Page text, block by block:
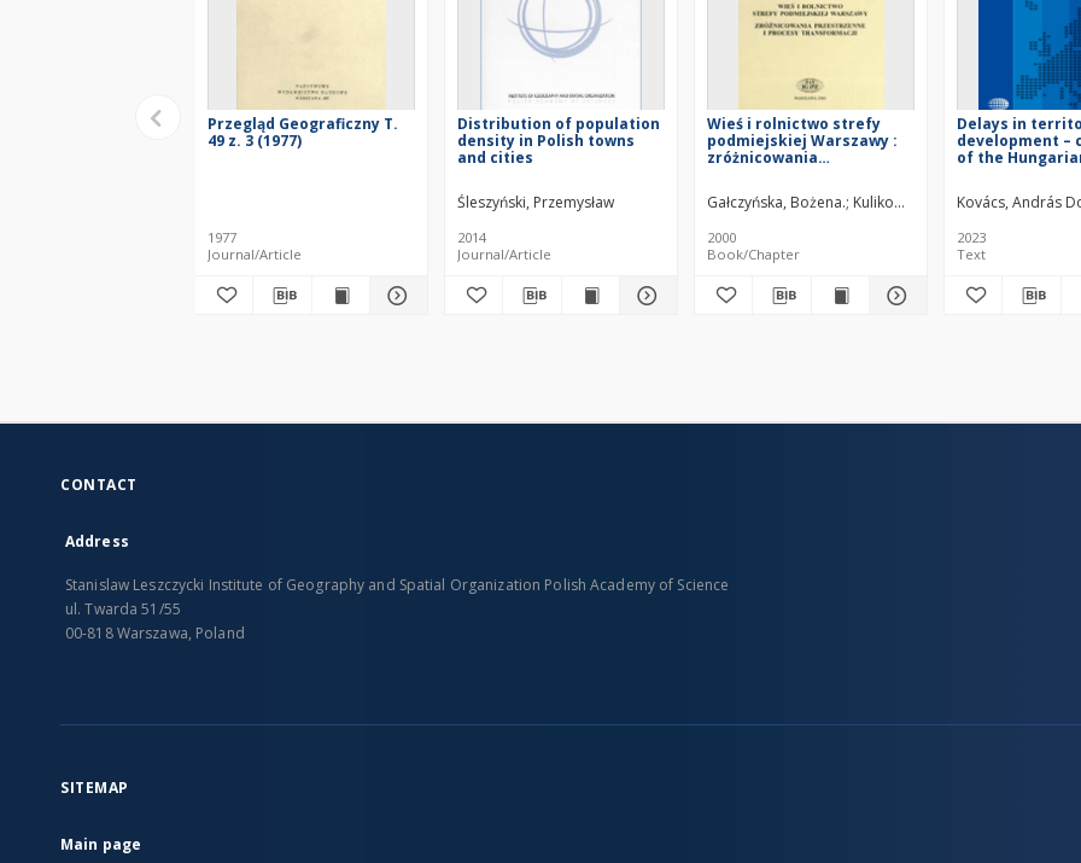
Przegląd Geograficzny T.
49 z. 3 (1977)
1977
Journal/Article
Distribution of population
density in Polish towns
and cities
Śleszyński, Przemysław
2014
Journal/Article
Wieś i rolnictwo strefy
podmiejskiej Warszawy :
zróżnicowania
transformacji
Gałczyńska, Bożena. Kulikowski, Roman
2000
Book/Chapter
Delays in
development –
of the
Kovács, András
2023
Text
CONTACT
Address
Stanislaw Leszczycki Institute of Geography and Spatial Organization Polish Academy of Science
ul. Twarda 51/55
00-818 Warszawa, Poland
SITEMAP
Main page